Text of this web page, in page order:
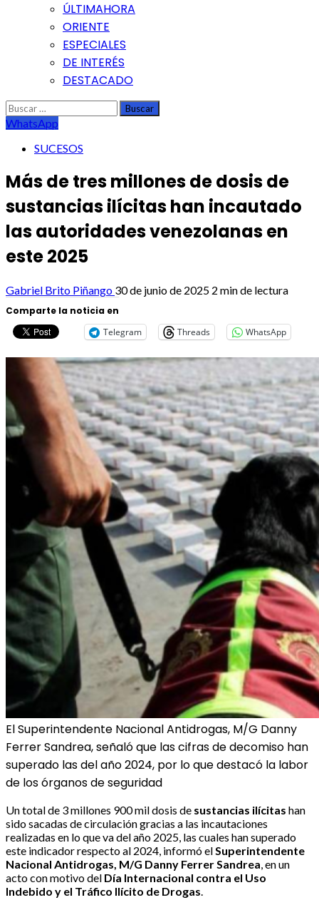
ÚLTIMAHORA
ORIENTE
ESPECIALES
DE INTERÉS
DESTACADO
Buscar:
WhatsApp
SUCESOS
Más de tres millones de dosis de
sustancias ilícitas han incautado
las autoridades venezolanas en
este 2025
Gabriel Brito Piñango 30 de junio de 2025 2 min de lectura
Comparte la noticia en
Telegram
Threads WhatsApp
El Superintendente Nacional Antidrogas, M/G Danny
Ferrer Sandrea, señaló que las cifras de decomiso han
superado las del año 2024, por lo que destacó la labor
de los órganos de seguridad
Un total de 3 millones 900 mil dosis de sustancias ilícitas han
sido sacadas de circulación gracias a las incautaciones
realizadas en lo que va del año 2025, las cuales han superado
este indicador respecto al 2024, informó elSuperintendente
Nacional Antidrogas, M/G Danny Ferrer Sandrea, en un
acto con motivo del Día Internacional contra el Uso
Indebido y el Tráfico Ilícito de Drogas.